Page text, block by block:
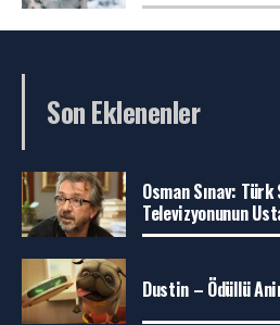
Son Eklenenler
Osman Sınav: Türk
Televizyonunun
Dustin – Ödüllü